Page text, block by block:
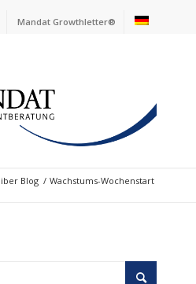
Mandat Growthletter®
Blog / Wachstums-Wochenstart